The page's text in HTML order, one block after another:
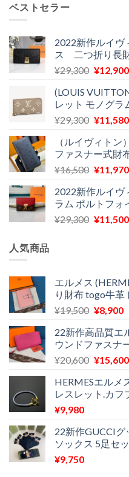
¥24,000
で
し
ベストセラー
2022新作ルイヴ
ス 二つ折り長
¥29,300 元
価
格
は
で
し
た。
¥12,900
(LOUIS
レット モノグラ
¥29,300 元
価
格
は
で
し
た。
¥11,580
（ルイヴィトン
ファスナー式財
¥16,500 元
価
格
は
¥11,970
2022新作ルイヴ
ラム ポルトフォ
¥29,300 元
¥29,300
で
し
¥11,500
人気商品
エルメス
り財布 togo牛革
¥19,500 元
価
格
は
で
し
¥8,900現
格
22新作高品質エ
ウンドファスナ
¥20,600 元
価
格
で
し
¥15,600
HERMESエルメ
レスレット.カフ
¥9,980
22新作GUCCIグ
ソックス 5足セ
¥9,750